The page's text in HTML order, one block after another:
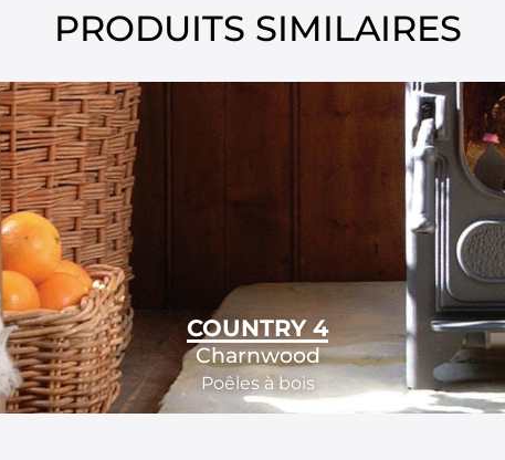
PRODUITS SIMILAIRES
COUNTRY 4
Charnwood
Poêles à bois